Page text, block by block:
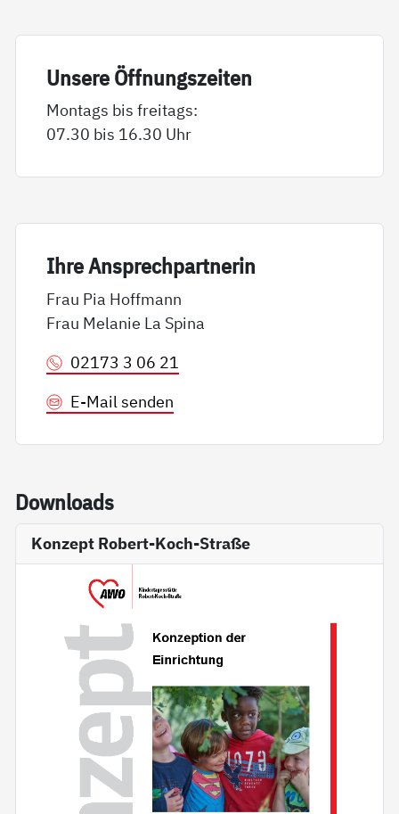
Un­se­re Öff­nungs­zei­ten
Montags bis freitags:
07.30 bis 16.30 Uhr
Ih­re An­sp­rech­part­ne­rin
Frau Pia Hoffmann
Frau Melanie La Spina
02173 3 06 21
E-Mail senden
Down­loads
Konzept Robert-Koch-Straße